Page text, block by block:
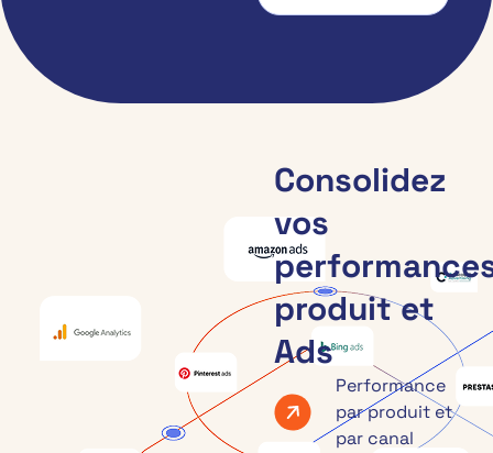
Consolidez
vos
produit et
Ads
Performance
par produit et
par canal